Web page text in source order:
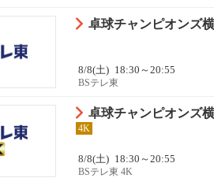
卓球チャンピオンズ
8/8(土) 18:30～20:55
BSテレ東
卓球チャンピオンズ
4K
8/8(土) 18:30～20:55
BSテレ東 4K